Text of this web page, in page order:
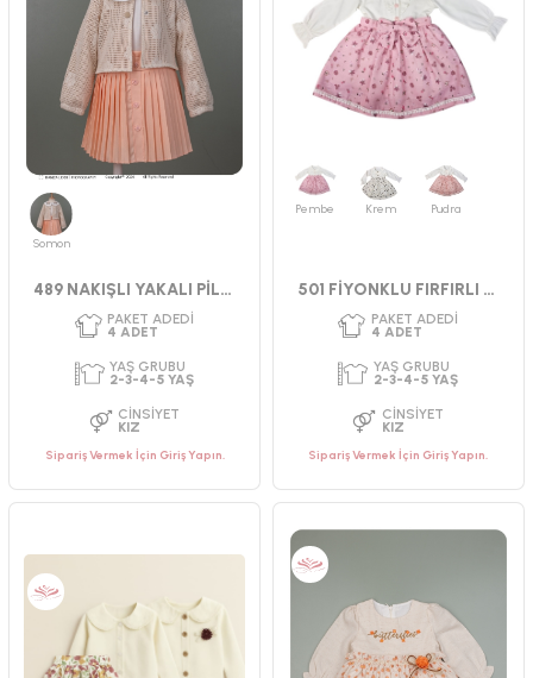
KIZ KIZ
4ADET
YAŞ GRUBU
9-12-18-24 AY
4ADET
YAŞ GRUBU
5-6-7-8 yaş
Somon
489 NAKIŞLI YAKALI PİLİSELİ TAKIM 2-5
Sipariş Vermek İçin Giriş Yapın.
Pembe Krem Pudra
501 FİYONKLU FIRFIRLI ELBİSE 2-5 YAŞ
Sipariş Vermek İçin Giriş Yapın.